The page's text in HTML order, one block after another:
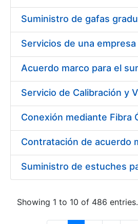
Showing 1 to 10 of 486 entries.